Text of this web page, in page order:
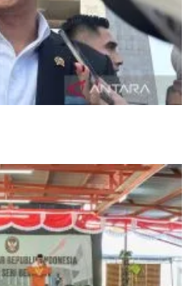
langkah mitigasi atasi